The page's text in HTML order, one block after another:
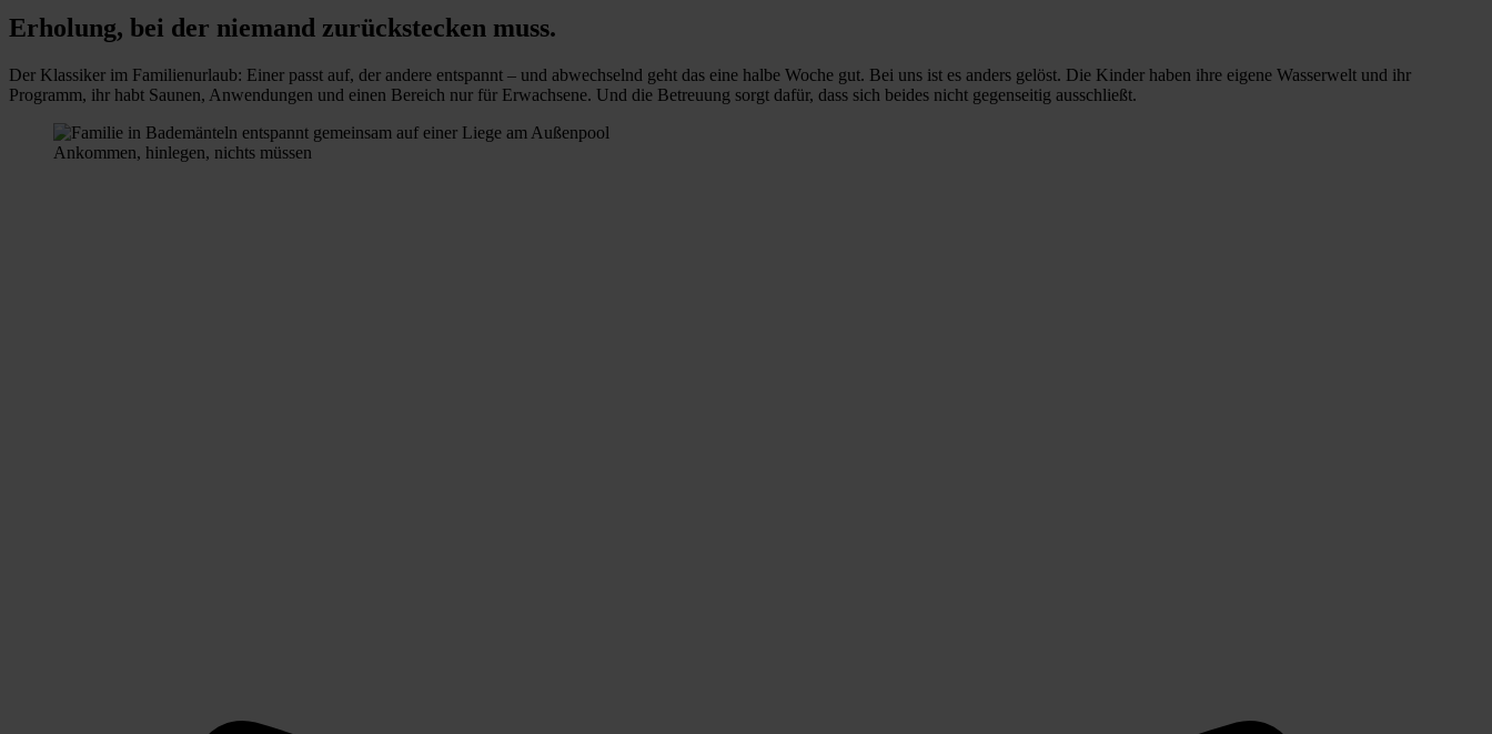
Erholung, bei der niemand zurückstecken muss.
Der Klassiker im Familienurlaub: Einer passt auf, der andere entspannt – und abwechselnd geht das eine halbe Woche gut. Bei uns ist es anders gelöst. Die Kinder haben ihre eigene Wasserwelt und ihr
Programm, ihr habt Saunen, Anwendungen und einen Bereich nur für Erwachsene. Und die Betreuung sorgt dafür, dass sich beides nicht gegenseitig ausschließt.
Ankommen, hinlegen, nichts müssen